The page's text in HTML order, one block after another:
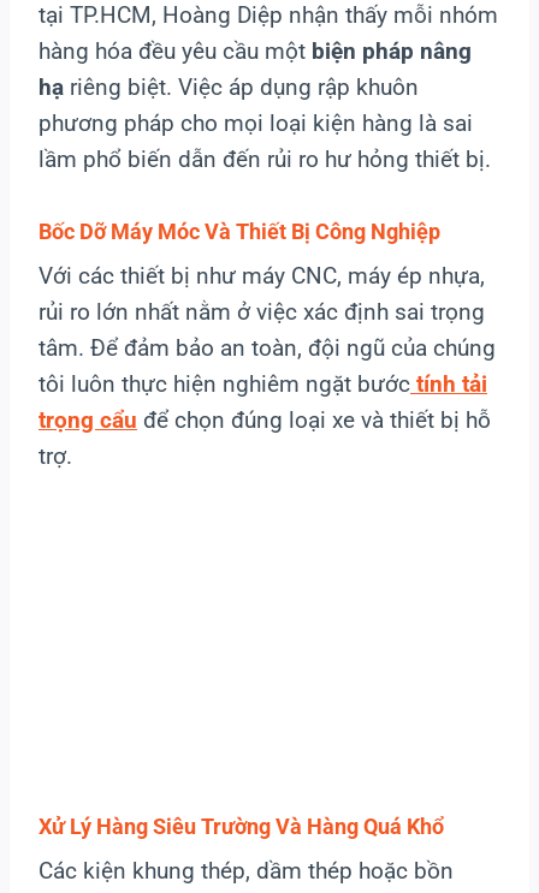
tại TP.HCM, Hoàng Diệp nhận thấy mỗi nhóm
hàng hóa đều yêu cầu một biện pháp nâng
hạ riêng biệt. Việc áp dụng rập khuôn
phương pháp cho mọi loại kiện hàng là sai
lầm phổ biến dẫn đến rủi ro hư hỏng thiết bị.
Bốc Dỡ Máy Móc Và Thiết Bị Công Nghiệp
Với các thiết bị như máy CNC, máy ép nhựa,
rủi ro lớn nhất nằm ở việc xác định sai trọng
tâm. Để đảm bảo an toàn, đội ngũ của chúng
tôi luôn thực hiện nghiêm ngặt bước tính tải
trọng cẩu để chọn đúng loại xe và thiết bị hỗ
trợ.
Xử Lý Hàng Siêu Trường Và Hàng Quá Khổ
Các kiện khung thép, dầm thép hoặc bồn